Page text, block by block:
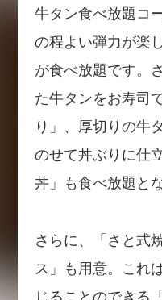
牛タン食べ放題コ
の程よい弾力が楽
が食べ放題です。
た牛タンをお寿司
り」、厚切りの牛
のせて丼ぶりに仕
丼」も食べ放題と
さらに、「さと式
ス」も用意。これ